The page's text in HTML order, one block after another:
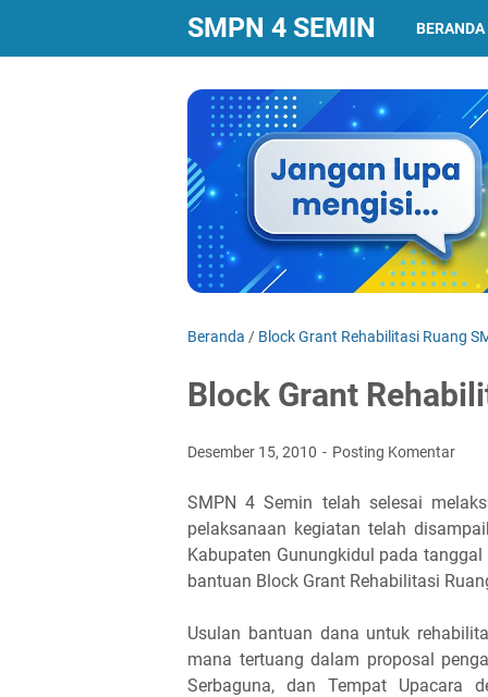
SMPN 4 SEMIN BERANDA
Beranda / Block Grant Rehabilitasi Ruang
Block Grant
Desember 15, 2010 Posting Komentar
SMPN 4 Semin telah selesai
pelaksanaan kegiatan telah
Kabupaten Gunungkidul pada
bantuan Block Grant Rehabilitasi
Usulan bantuan dana untuk
mana tertuang dalam proposal
Serbaguna, dan Tempat Upacara